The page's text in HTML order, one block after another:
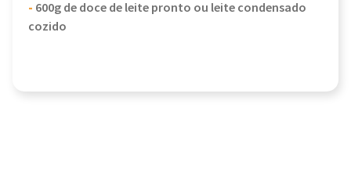
- 600g de doce de leite pronto ou leite condensado
cozido